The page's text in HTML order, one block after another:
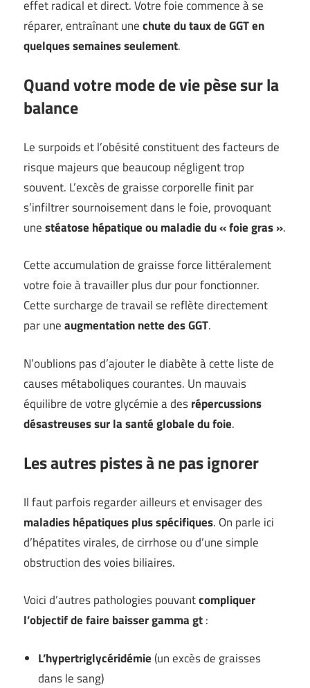
effet radical et direct. Votre foie commence à se
réparer, entraînant unechute du taux de GGT en
quelques semaines seulement.
Quand votre mode de vie pèse sur la
balance
Le surpoids et l’obésité constituent des facteurs de
risque majeurs que beaucoup négligent trop
souvent. L’excès de graisse corporelle finit par
s’infiltrer sournoisement dans le foie, provoquant
unestéatose hépatique ou maladie du « foie gras ».
Cette accumulation de graisse force littéralement
votre foie à travailler plus dur pour fonctionner.
Cette surcharge de travail se reflète directement
par uneaugmentation nette des GGT.
N’oublions pas d’ajouter le diabète à cette liste de
causes métaboliques courantes. Un mauvais
équilibre de votre glycémie a desrépercussions
désastreuses sur la santé globale du foie.
Les autres pistes à ne pas ignorer
Il faut parfois regarder ailleurs et envisager des
maladies hépatiques plus spécifiques. On parle ici
d’hépatites virales, de cirrhose ou d’une simple
obstruction des voies biliaires.
Voici d’autres pathologies pouvantcompliquer
l’objectif de faire baisser gamma gt:
L’hypertriglycéridémie(un excès de graisses
dans le sang)